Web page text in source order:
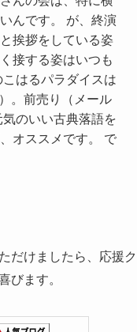
んです。 が、終演
挨拶をしている姿
接する姿はいつも
はるパラダイスは
。前売り（メール
のいい古典落語を
オススメです。 で
だけましたら、応援ク
びます。